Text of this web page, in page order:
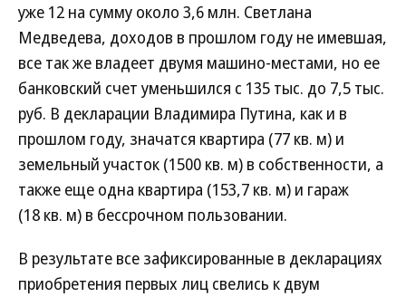
уже 12 на сумму около 3,6 млн. Светлана
Медведева, доходов в прошлом году не имевшая,
все так же владеет двумя машино-местами, но ее
банковский счет уменьшился с 135 тыс. до 7,5 тыс.
руб. В декларации Владимира Путина, как и в
прошлом году, значатся квартира (77 кв. м) и
земельный участок (1500 кв. м) в собственности, а
также еще одна квартира (153,7 кв. м) и гараж
(18 кв. м) в бессрочном пользовании.
В результате все зафиксированные в декларациях
приобретения первых лиц свелись к двум